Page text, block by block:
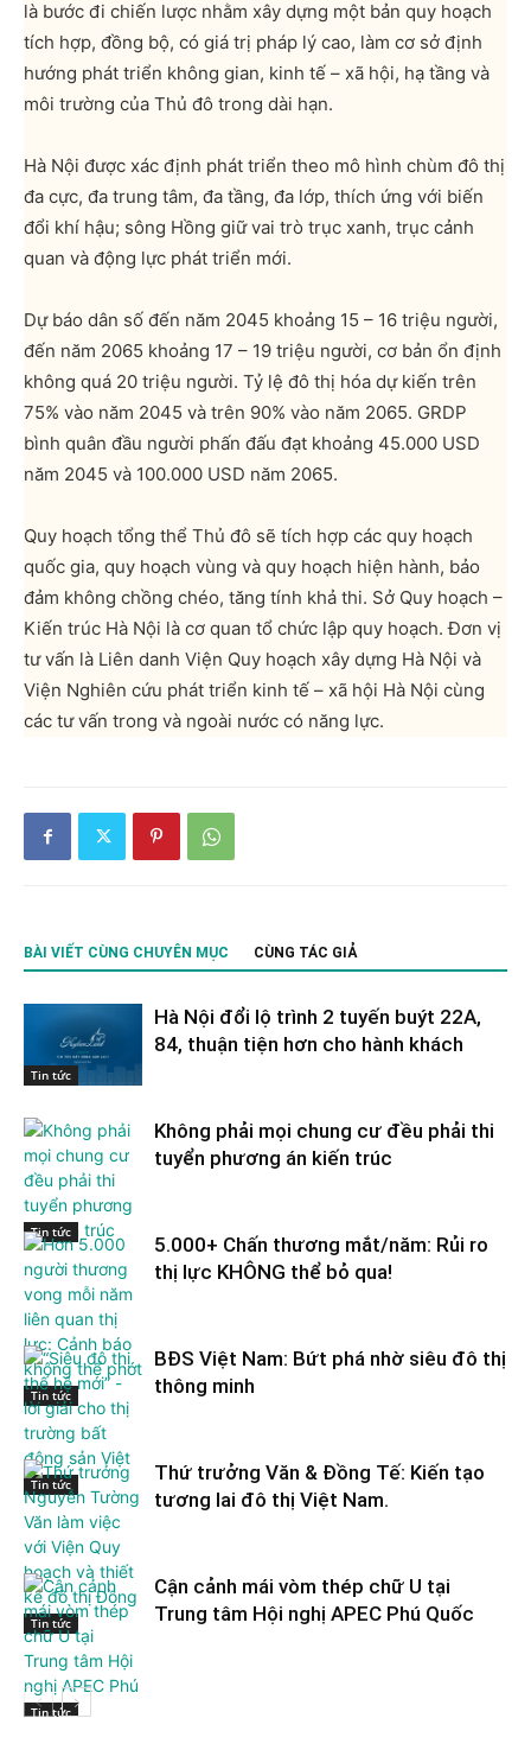
là bước đi chiến lược nhằm xây dựng một bản quy hoạch
tích hợp, đồng bộ, có giá trị pháp lý cao, làm cơ sở định
hướng phát triển không gian, kinh tế – xã hội, hạ tầng và
môi trường của Thủ đô trong dài hạn.
Hà Nội được xác định phát triển theo mô hình chùm đô thị
đa cực, đa trung tâm, đa tầng, đa lớp, thích ứng với biến
đổi khí hậu; sông Hồng giữ vai trò trục xanh, trục cảnh
quan và động lực phát triển mới.
Dự báo dân số đến năm 2045 khoảng 15 – 16 triệu người,
đến năm 2065 khoảng 17 – 19 triệu người, cơ bản ổn định
không quá 20 triệu người. Tỷ lệ đô thị hóa dự kiến trên
75% vào năm 2045 và trên 90% vào năm 2065. GRDP
bình quân đầu người phấn đấu đạt khoảng 45.000 USD
năm 2045 và 100.000 USD năm 2065.
Quy hoạch tổng thể Thủ đô sẽ tích hợp các quy hoạch
quốc gia, quy hoạch vùng và quy hoạch hiện hành, bảo
đảm không chồng chéo, tăng tính khả thi. Sở Quy hoạch –
Kiến trúc Hà Nội là cơ quan tổ chức lập quy hoạch. Đơn vị
tư vấn là Liên danh Viện Quy hoạch xây dựng Hà Nội và
Viện Nghiên cứu phát triển kinh tế – xã hội Hà Nội cùng
các tư vấn trong và ngoài nước có năng lực.
BÀI VIẾT CÙNG CHUYÊN MỤC CÙNG TÁC GIẢ
Tin tức
Hà Nội đổi lộ trình 2 tuyến buýt 22A,
84, thuận tiện hơn cho hành khách
Tin tức
Không phải mọi chung cư đều phải thi
tuyển phương án kiến trúc
Tin tức
5.000+ Chấn thương mắt/năm: Rủi ro
thị lực KHÔNG thể bỏ qua!
Tin tức
BĐS Việt Nam: Bứt phá nhờ siêu đô thị
thông minh
Tin tức
Thứ trưởng Văn & Đồng Tế: Kiến tạo
tương lai đô thị Việt Nam.
Tin tức
Cận cảnh mái vòm thép chữ U tại
Trung tâm Hội nghị APEC Phú Quốc